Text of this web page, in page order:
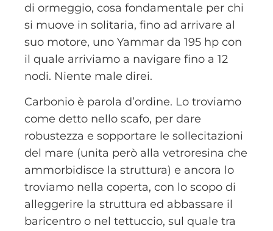
di ormeggio, cosa fondamentale per chi
si muove in solitaria, fino ad arrivare al
suo motore, uno Yammar da 195 hp con
il quale arriviamo a navigare fino a 12
nodi. Niente male direi.
Carbonio è parola d’ordine. Lo troviamo
come detto nello scafo, per dare
robustezza e sopportare le sollecitazioni
del mare (unita però alla vetroresina che
ammorbidisce la struttura) e ancora lo
troviamo nella coperta, con lo scopo di
alleggerire la struttura ed abbassare il
baricentro o nel tettuccio, sul quale tra